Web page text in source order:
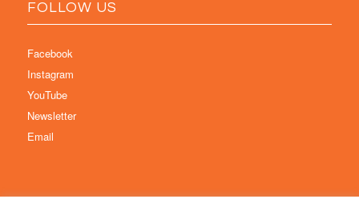
FOLLOW US
Facebook
Instagram
YouTube
Newsletter
Email